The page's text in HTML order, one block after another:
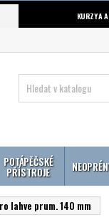
KURZY A
POTÁPĚČSKÉ
PŘÍSTROJE
lahve prum. 140 mm